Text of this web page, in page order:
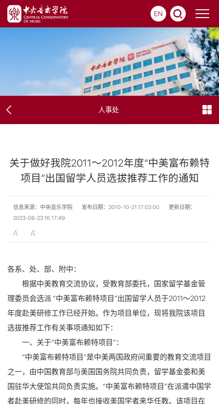
EN
人事处
关于做好我院2011～2012年度“中美富布赖特
项目”出国留学人员选拔推荐工作的通知
信息来源：中央音乐学院 发布日期：2010-10-21 17:03:00
更新日期：
2023-08-23 16:17:49
各系、处、部、附中：
根据中美教育交流协议，受教育部委托，国家留学基金管
理委员会选派 “中美富布赖特项目”出国留学人员于2011～2012
年度赴美研修工作已经开始。作为项目单位，现将我院该项目
选拔推荐工作有关事项通知如下：
一、关于“中美富布赖特项目”：
“中美富布赖特项目”是中美两国政府间重要的教育交流项目
之一，由中国教育部与美国国务院共同负责，留学基金委和美
国驻华大使馆共同负责实施。“中美富布赖特项目”在派遣中国学
者赴美研修的同时，每年也接收美国学者来华任教。该项目在